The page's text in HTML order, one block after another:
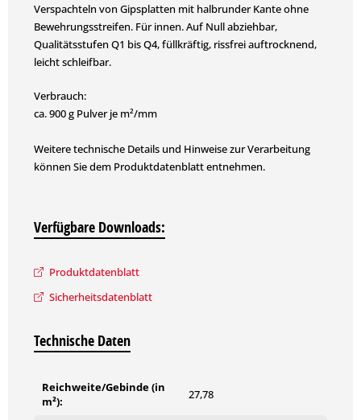
Verspachteln von Gipsplatten mit halbrunder Kante ohne
Bewehrungsstreifen. Für innen. Auf Null abziehbar,
Qualitätsstufen Q1 bis Q4, füllkräftig, rissfrei auftrocknend,
leicht schleifbar.
Verbrauch:
ca. 900 g Pulver je m²/mm
Weitere technische Details und Hinweise zur Verarbeitung
können Sie dem Produktdatenblatt entnehmen.
Verfügbare Downloads:
Produktdatenblatt
Sicherheitsdatenblatt
Technische Daten
Reichweite/Gebinde (in
m²):
27,78